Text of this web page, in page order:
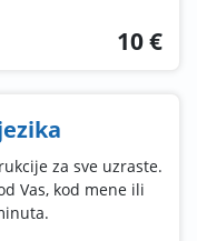
10 €
za sve uzraste.
Vas, kod mene ili